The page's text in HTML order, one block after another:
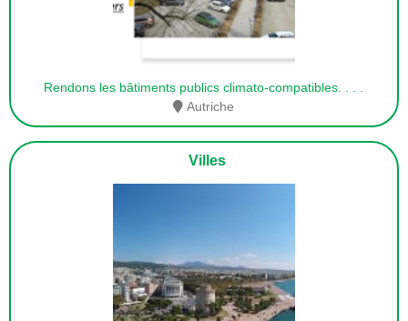
Rendons les bâtiments publics climato-compatibles.
Autriche
Villes